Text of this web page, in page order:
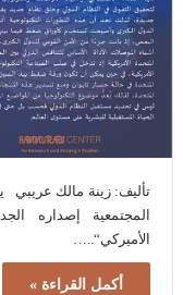
تأليف: زينة مالك عريبي
المجتمعية إصداره
الأميركي“..…
أكمل القراءة »